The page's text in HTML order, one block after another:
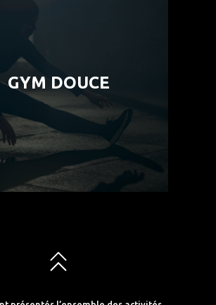
GYM DOUCE
Gym douce
: Femmes et Adolescentes
En savoir plus